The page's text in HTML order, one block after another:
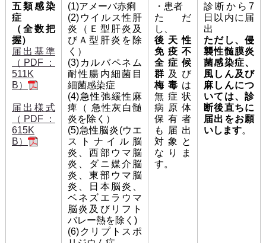
五類感染
症
（全数把
握）
届出基準
（PDF：
511K
B）
届出様式
（PDF：
615K
B）
(1)アメーバ赤痢
(2)ウイルス性肝
炎（Ｅ型肝炎及
びＡ型肝炎を除
く）
(3)カルバペネム
耐性腸内細菌目
細菌感染症
(4)急性弛緩性麻
痺（ 急性灰白髄
炎を除く）
(5)急性脳炎(ウエ
ストナイル脳
炎、西部ウマ脳
炎、ダニ媒介脳
炎、東部ウマ脳
炎、日本脳炎、
ベネズエラウマ
脳炎及びリフト
バレー熱を除く)
(6)クリプトスポ
・患者
ただ
し、
後天性
免疫不
全症候
群 及び
梅毒 は
無症状
病原体
保有者
も届出
対象と
なりま
す。
診断から7
日以内に届
出
ただし、侵
襲性髄膜炎
菌感染症、
風しん及び
麻しんにつ
いては、診
断後直ちに
届出をお願
いします。